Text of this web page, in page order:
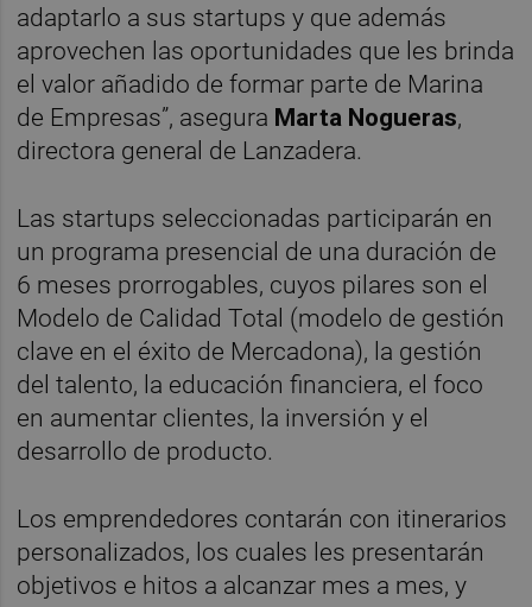
adaptarlo a sus startups y que además
aprovechen las oportunidades que les brinda
el valor añadido de formar parte de Marina
de Empresas”, asegura Marta Nogueras,
directora general de Lanzadera.
Las startups seleccionadas participarán en
un programa presencial de una duración de
6 meses prorrogables, cuyos pilares son el
Modelo de Calidad Total (modelo de gestión
clave en el éxito de Mercadona), la gestión
del talento, la educación financiera, el foco
en aumentar clientes, la inversión y el
desarrollo de producto.
Los emprendedores contarán con itinerarios
personalizados, los cuales les presentarán
objetivos e hitos a alcanzar mes a mes, y